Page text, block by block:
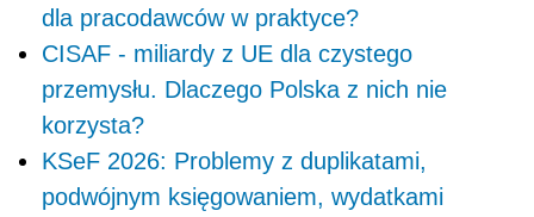
dla pracodawców w praktyce?
CISAF - miliardy z UE dla czystego
przemysłu. Dlaczego Polska z nich nie
korzysta?
KSeF 2026: Problemy z duplikatami,
podwójnym księgowaniem, wydatkami